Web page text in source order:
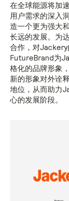
在全球能源将加
用户需求的深入
造一个更为强大
长远的发展。为
合作，对Jackery
FutureBrand为
格化的品牌形象
新的形象对外诠
地位，从而助力
心的发展阶段。